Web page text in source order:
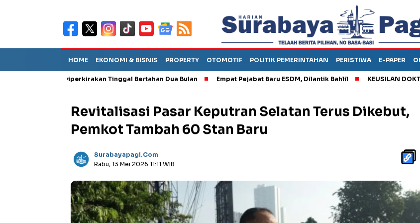
HOME EKONOMI & BISNIS PROPERTY OTOMOTIF POLITIK PEMERINTAHAN PERISTIWA E-PAPER
TPA Diperkirakan Tinggal Bertahan Dua Bulan Empat Pejabat Baru ESDM, Dilantik Bahlil KEUSILAN DOKTER
Revitalisasi Pasar Keputran Selatan Terus Dikebut,
Pemkot Tambah 60 Stan Baru
Surabayapagi.com
Rabu, 13 Mei 2026 11:11 WIB